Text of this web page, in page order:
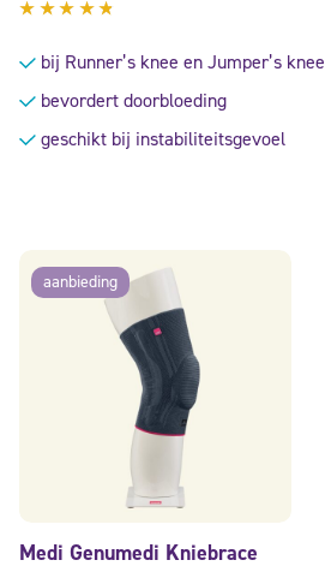
4.56uit
5 bij Runner’s knee en Jumper’s knee
bevordert doorbloeding
geschikt bij instabiliteitsgevoel
aanbieding
Medi Genumedi Kniebrace